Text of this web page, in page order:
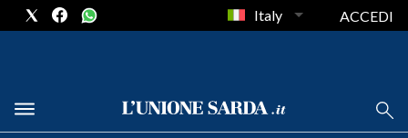
METEO
Italy ACCEDI